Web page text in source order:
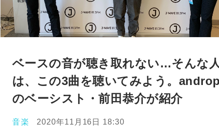
ベースの音が聴き取れない…そんな
は、この3曲を聴いてみよう。
のベーシスト・前田恭介が紹介
音楽 2020年11月16日 18:30